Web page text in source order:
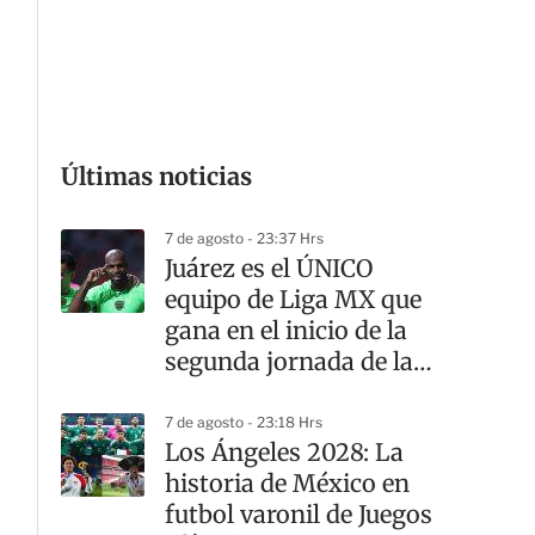
Últimas noticias
7 de agosto - 23:37 Hrs
Juárez es el ÚNICO
equipo de Liga MX que
gana en el inicio de la
segunda jornada de la
7 de agosto - 23:18 Hrs
Los Ángeles 2028: La
historia de México en
futbol varonil de Juegos